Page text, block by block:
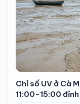
Chỉ số UV ở Cà
11:00-15:00